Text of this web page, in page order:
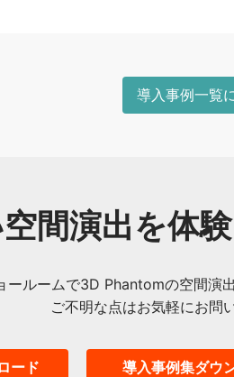
導入事例一覧
間演出を体
ールームで3D Phantomの空間演
ご不明な点はお気軽にお問
ード 導入事例集ダウ